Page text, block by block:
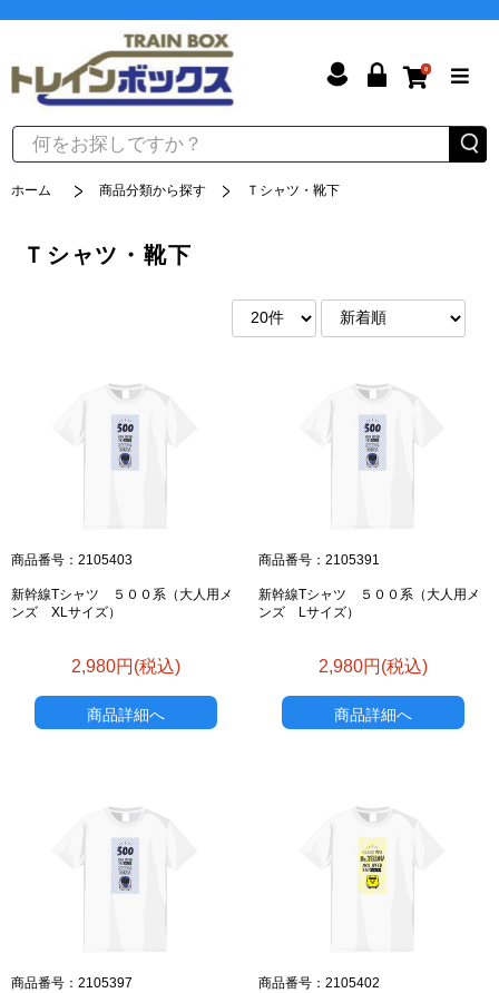
0
ホーム 商品分類から探す Ｔシャツ・靴下
Ｔシャツ・靴下
商品番号：2105403
新幹線Tシャツ ５００系（大人用メ
ンズ XLサイズ）
2,980円(税込)
商品詳細へ
商品番号：2105391
新幹線Tシャツ ５００系（大人用メ
ンズ Lサイズ）
2,980円(税込)
商品詳細へ
商品番号：2105397 商品番号：2105402